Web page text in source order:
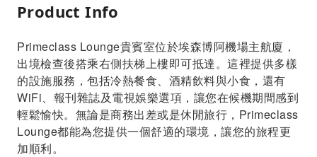
Product Info
Primeclass Lounge貴賓室位於埃森博阿機場主航廈，
出境檢查後搭乘右側扶梯上樓即可抵達。這裡提供多樣
的設施服務，包括冷熱餐食、酒精飲料與小食，還有
WiFi、報刊雜誌及電視娛樂選項，讓您在候機期間感到
輕鬆愉快。無論是商務出差或是休閒旅行，Primeclass
Lounge都能為您提供一個舒適的環境，讓您的旅程更
加順利。